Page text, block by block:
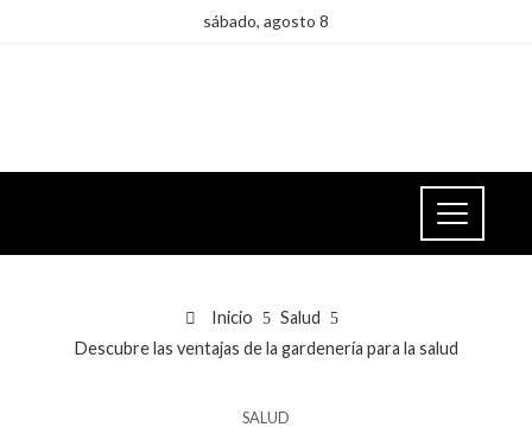
sábado, agosto 8
Inicio
Salud
Descubre las ventajas de la gardenería para la salud
SALUD